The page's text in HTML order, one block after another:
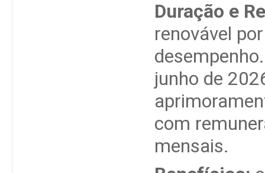
Duração e
renovável
junho de
com
mensais.